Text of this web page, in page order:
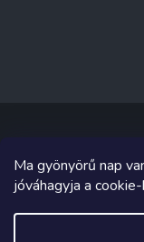
Ma gyönyörű nap
jóváhagyja a
Copyright
Grafika és